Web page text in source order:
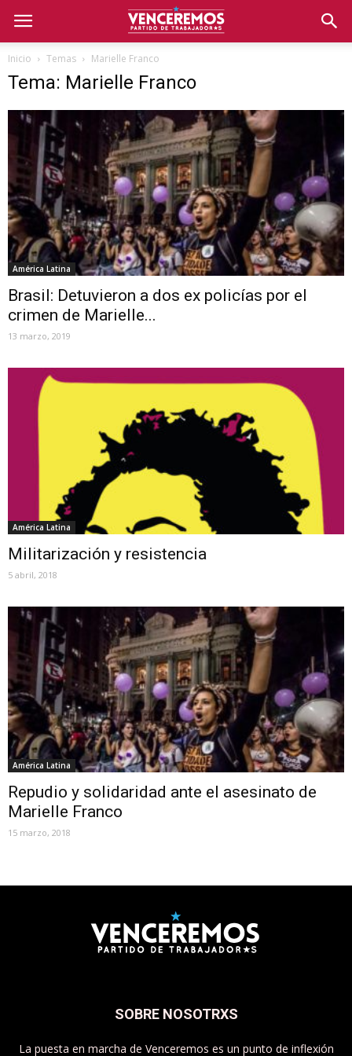
Inicio Temas Marielle Franco
Tema: Marielle Franco
América Latina
Brasil: Detuvieron a dos ex policías por el
crimen de Marielle...
13 marzo, 2019
América Latina
Militarización y resistencia
5 abril, 2018
América Latina
Repudio y solidaridad ante el asesinato de
Marielle Franco
15 marzo, 2018
SOBRE NOSOTRXS
La puesta en marcha de Venceremos es un punto de inflexión